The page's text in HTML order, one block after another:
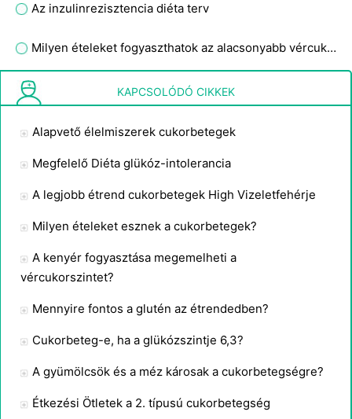
Az inzulinrezisztencia diéta terv
Milyen ételeket fogyaszthatok az alacsonyabb vércukorszint érdekében?
KAPCSOLÓDÓ CIKKEK
Alapvető élelmiszerek cukorbetegek
Megfelelő Diéta glükóz-intolerancia
A legjobb étrend cukorbetegek High Vizeletfehérje
Milyen ételeket esznek a cukorbetegek?
A kenyér fogyasztása megemelheti a
vércukorszintet?
Mennyire fontos a glutén az étrendedben?
Cukorbeteg-e, ha a glükózszintje 6,3?
A gyümölcsök és a méz károsak a cukorbetegségre?
Étkezési Ötletek a 2. típusú cukorbetegség